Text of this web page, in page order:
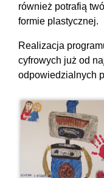
również potrafią
formie plastycznej.
Realizacja
cyfrowych już od
odpowiedzialnych